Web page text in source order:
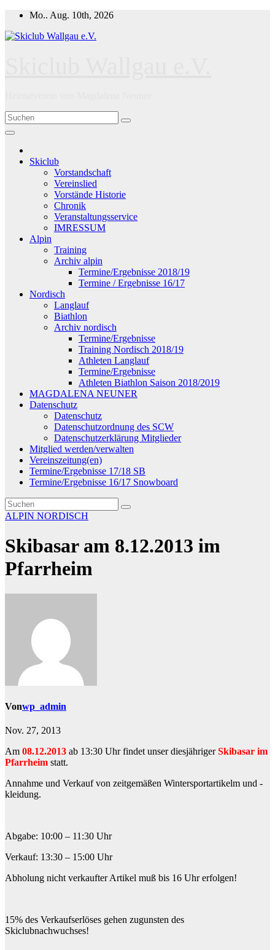
Zum
springen
Mo.. Aug. 10th, 2026
Skiclub
Vorstandschaft
Vereinslied
Vorstände Historie
Chronik
Veranstaltungsservice
IMRESSUM
Alpin
Training
Archiv alpin
Termine/Ergebnisse 2018/19
Termine / Ergebnisse 16/17
Nordisch
Langlauf
Biathlon
Archiv nordisch
Termine/Ergebnisse
Training Nordisch 2018/19
Athleten Langlauf
Termine/Ergebnisse
Athleten Biathlon Saison 2018/2019
MAGDALENA NEUNER
Datenschutz
Datenschutz
Datenschutzordnung des SCW
Datenschutzerklärung Mitglieder
Mitglied werden/verwalten
Vereinszeitung(en)
Termine/Ergebnisse 17/18 SB
Termine/Ergebnisse 16/17 Snowboard
ALPIN NORDISCH
Skibasar am 8.12.2013 im
Pfarrheim
Vonwp_admin
Nov. 27, 2013
Am 08.12.2013 ab 13:30 Uhr findet unser diesjährigerSkibasar im
Pfarrheim statt.
Annahme und Verkauf von zeitgemäßen Wintersportartikelm und -
kleidung.
Abgabe: 10:00 – 11:30 Uhr
Verkauf: 13:30 – 15:00 Uhr
Abholung nicht verkaufter Artikel muß bis 16 Uhr erfolgen!
15% des Verkaufserlöses gehen zugunsten des
Skiclubnachwuchses!